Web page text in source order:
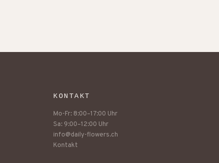
KONTAKT
Mo-Fr: 8:00–17:00 Uhr
Sa: 9:00–12:00 Uhr
info@daily-flowers.ch
Kontakt